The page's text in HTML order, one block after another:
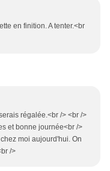
en finition. A tenter.<br
régalée.<br /> <br />
et bonne journée<br />
moi aujourd'hui. On
/>